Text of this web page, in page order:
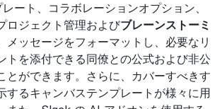
ート、コラボレーションオプション、
ロジェクト管理およびブレーンストーミ
メッセージをフォーマットし、必要なリ
トを添付できる同僚との公式および非公
とができます。さらに、カバーすべきす
するキャンバステンプレートが様々に用